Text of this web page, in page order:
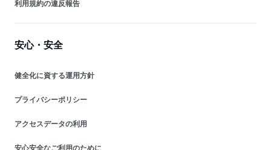
利用規約の違反報告
安心・安全
健全化に資する運用方針
プライバシーポリシー
アクセスデータの利用
安心安全なご利用のために